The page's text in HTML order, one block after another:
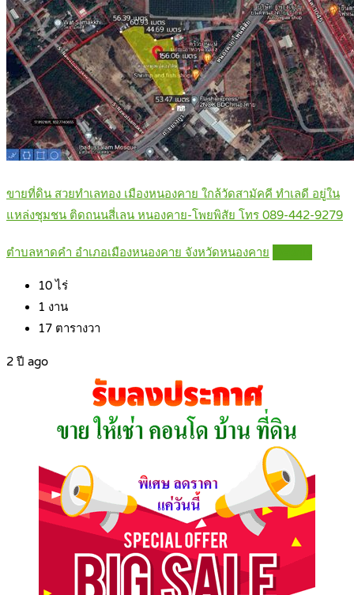
ขายที่ดิน สวยทำเลทอง เมืองหนองคาย ใกล้วัดสามัคคี ทำเลดี อยู่ใน
แหล่งชุมชน ติดถนนสี่เลน หนองคาย-โพยพิสัย โทร 089-442-9279
ตำบลหาดคำ อำเภอเมืองหนองคาย จังหวัดหนองคาย
10ไร่
1 งาน
17 ตารางวา
2 ปี ago